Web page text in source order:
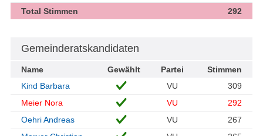
Total Stimmen
292
Gemeinderatskandidaten
Name Gewählt Partei
Stimmen
Kind Barbara
VU
309
Meier Nora
VU
292
Oehri Andreas
VU
267